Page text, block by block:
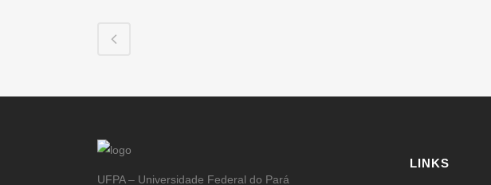
UFPA – Universidade Federal do Pará
LINKS